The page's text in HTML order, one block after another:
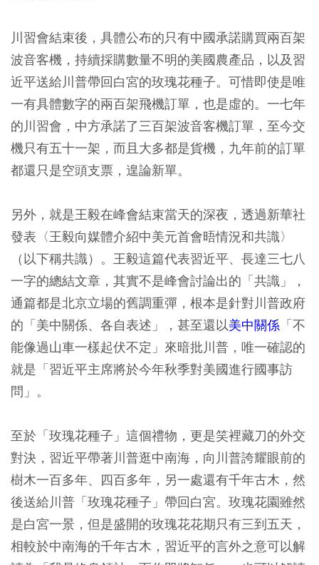
川習會結束後，具體公布的只有中國承諾購買兩百架
波音客機，持續採購數量不明的美國農產品，以及習
近平送給川普帶回白宮的玫瑰花種子。可惜即使是唯
一有具體數字的兩百架飛機訂單，也是虛的。一七年
的川習會，中方承諾了三百架波音客機訂單，至今交
機只有五十一架，而且大多都是貨機，九年前的訂單
都還只是空頭支票，遑論新單。
另外，就是王毅在峰會結束當天的深夜，透過新華社
發表〈王毅向媒體介紹中美元首會晤情況和共識〉
（以下稱共識）。王毅這篇代表習近平、長達三七八
一字的總結文章，其實不是峰會討論出的「共識」，
通篇都是北京立場的舊調重彈，根本是針對川普政府
的「美中關係、各自表述」，甚至還以美中關係 「不
能像過山車一樣起伏不定」來暗批川普，唯一確認的
就是「習近平主席將於今年秋季對美國進行國事訪
問」。
至於「玫瑰花種子」這個禮物，更是笑裡藏刀的外交
對決，習近平帶著川普逛中南海，向川普誇耀眼前的
樹木一百多年、四百多年，另一處還有千年古木，然
後送給川普「玫瑰花種子」帶回白宮。玫瑰花園雖然
是白宮一景，但是盛開的玫瑰花花期只有三到五天，
相較於中南海的千年古木，習近平的言外之意可以解